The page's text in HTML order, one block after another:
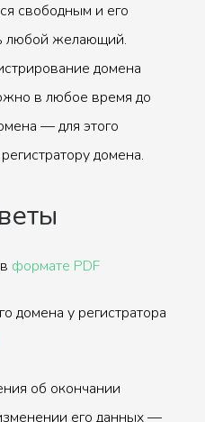
свободным и его
любой желающий.
домена
в любое время до
— для этого
домена.
формате PDF
домена у регистратора
об окончании
его данных —